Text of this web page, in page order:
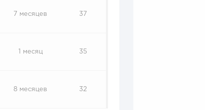
7 месяцев 37
1 месяц 35
8 месяцев 32